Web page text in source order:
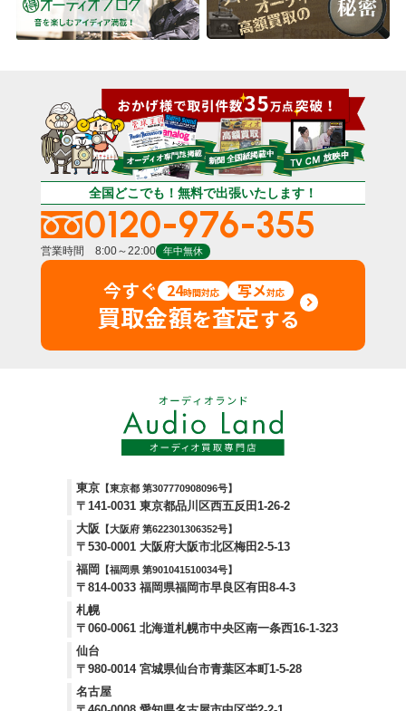
全国どこでも！無料で出張いたします！
0120-976-355
営業時間 8:00～22:00 年中無休
今すぐ 24時間対応 写メ対応
買取金額を査定する
東京 【東京都 第307770908096号】
〒141-0031 東京都品川区西五反田1-26-2
大阪
【大阪府 第622301306352号】
〒530-0001 大阪府大阪市北区梅田2-5-13
福岡
【福岡県 第901041510034号】
〒814-0033 福岡県福岡市早良区有田8-4-3
札幌
〒060-0061 北海道札幌市中央区南一条西16-1-323
仙台
〒980-0014 宮城県仙台市青葉区本町1-5-28
名古屋